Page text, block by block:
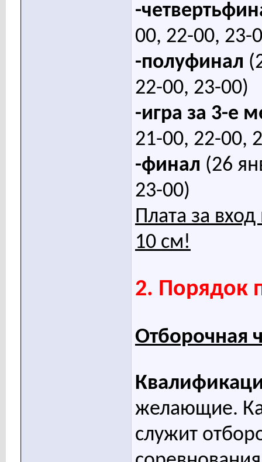
-
00, 22-00, 23-
-полуфинал
22-00, 23-00)
-игра за 3-е
21-00, 22-00,
-финал (26
23-00)
Плата за
10 см!
2. Порядок
Отборочная
желающие.
служит